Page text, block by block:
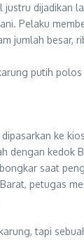
dijadikan
Pelaku
jumlah besar,
putih
ke
dengan kedok
saat
petugas
tapi